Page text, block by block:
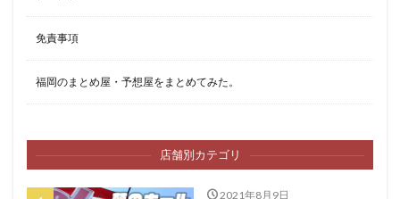
免責事項
福岡のまとめ屋・予想屋をまとめてみた。
店舗別カテゴリ
2021年8月9日